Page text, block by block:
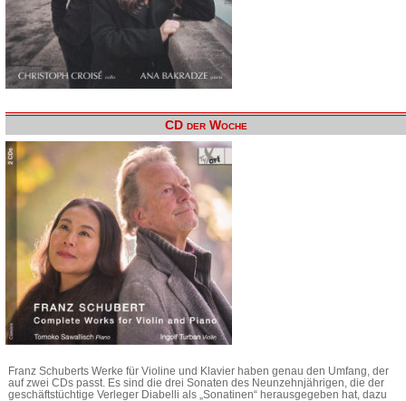
CD der Woche
Franz Schuberts Werke für Violine und Klavier haben genau den Umfang, der
auf zwei CDs passt. Es sind die drei Sonaten des Neunzehnjährigen, die der
geschäftstüchtige Verleger Diabelli als „Sonatinen“ herausgegeben hat, dazu